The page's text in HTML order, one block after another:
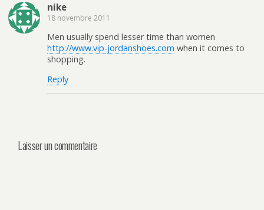
nike
18 novembre 2011
Men usually spend lesser time than women
http://www.vip-jordanshoes.com when it comes to
shopping.
Reply
Laisser un commentaire